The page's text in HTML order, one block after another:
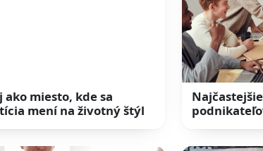
ako miesto, kde sa
mení na životný štýl